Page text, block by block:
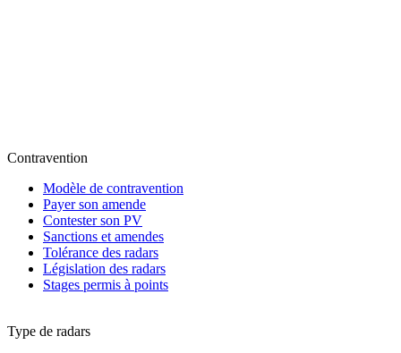
Contravention
Modèle de contravention
Payer son amende
Contester son PV
Sanctions et amendes
Tolérance des radars
Législation des radars
Stages permis à points
Type de radars